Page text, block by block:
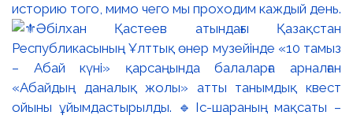
историю того, мимо чего мы проходим каждый день.